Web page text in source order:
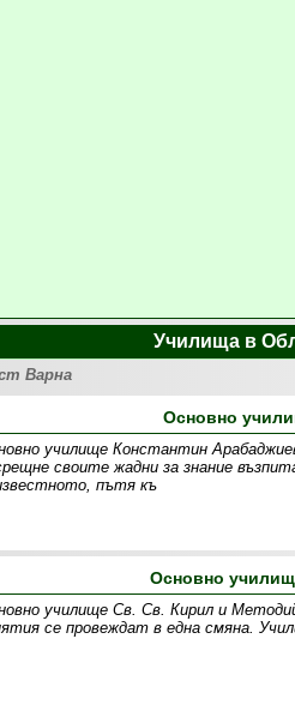
Училища в
Варна
Основно
училище Константин
своите жадни за знание
пътя къ
Основно
училище Св. Св. Кирил и
се провеждат в една смяна.